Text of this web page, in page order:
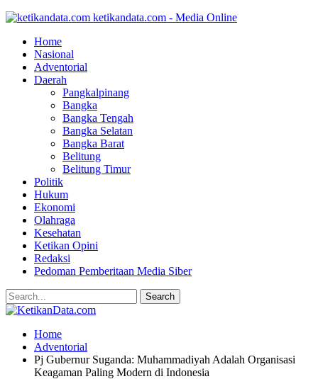
ketikandata.com - Media Online
Home
Nasional
Adventorial
Daerah
Pangkalpinang
Bangka
Bangka Tengah
Bangka Selatan
Bangka Barat
Belitung
Belitung Timur
Politik
Hukum
Ekonomi
Olahraga
Kesehatan
Ketikan Opini
Redaksi
Pedoman Pemberitaan Media Siber
Home
Adventorial
Pj Gubernur Suganda: Muhammadiyah Adalah Organisasi
Keagaman Paling Modern di Indonesia